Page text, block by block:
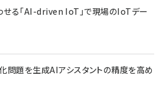
る「AI-driven IoT」で現場のIoTデー
問題を生成AIアシスタントの精度を高め